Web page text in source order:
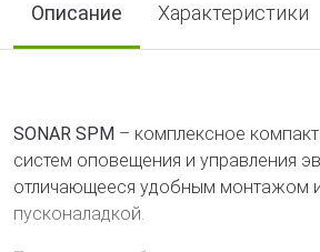
Описание Характеристики
SONAR SPM – комплексное
систем оповещения и управления
отличающееся удобным монтажом
пусконаладкой.